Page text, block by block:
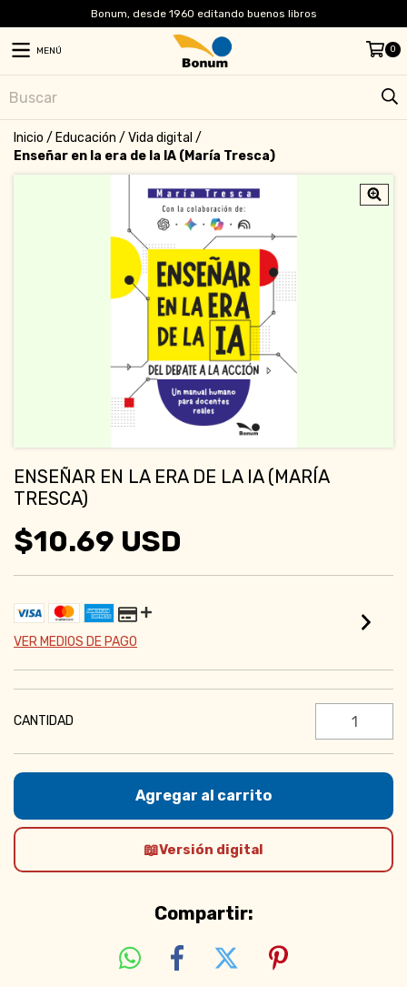
Bonum, desde 1960 editando buenos libros
MENÚ 0
Inicio / Educación / Vida digital /
Enseñar en la era de la IA (María Tresca)
ENSEÑAR EN LA ERA DE LA IA (MARÍA
TRESCA)
$10.69 USD
VER MEDIOS DE PAGO
CANTIDAD
Versión digital
Compartir: